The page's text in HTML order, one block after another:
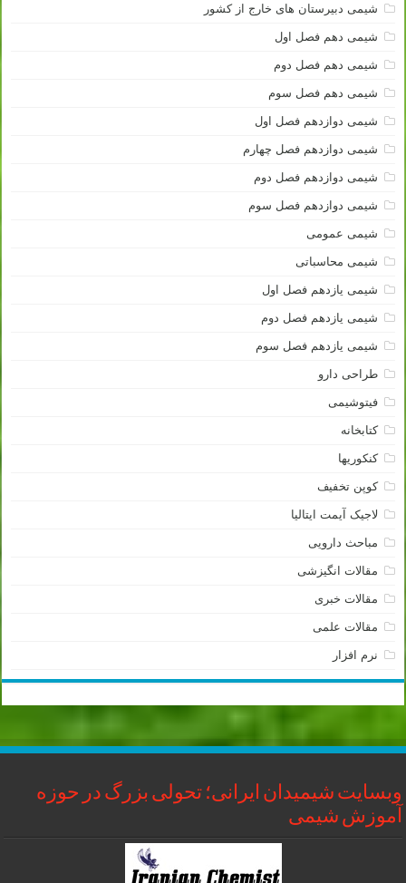
شیمی دبیرستان های خارج از کشور
شیمی دهم فصل اول
شیمی دهم فصل دوم
شیمی دهم فصل سوم
شیمی دوازدهم فصل اول
شیمی دوازدهم فصل چهارم
شیمی دوازدهم فصل دوم
شیمی دوازدهم فصل سوم
شیمی عمومی
شیمی محاسباتی
شیمی یازدهم فصل اول
شیمی یازدهم فصل دوم
شیمی یازدهم فصل سوم
طراحی دارو
فیتوشیمی
کتابخانه
کنکوریها
کوپن تخفیف
لاجیک آیمت ایتالیا
مباحث دارویی
مقالات انگیزشی
مقالات خبری
مقالات علمی
نرم افزار
وبسایت شیمیدان ایرانی؛ تحولی بزرگ در حوزه
آموزش شیمی